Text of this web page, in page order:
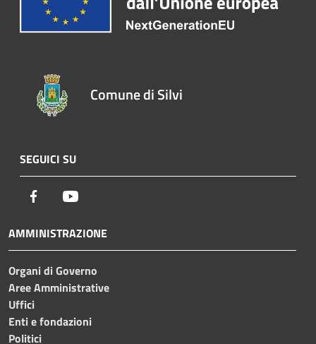
Comune di Silvi
SEGUICI SU
Facebook
AMMINISTRAZIONE
Organi di Governo
Aree Amministrative
Uffici
Enti e fondazioni
Politici